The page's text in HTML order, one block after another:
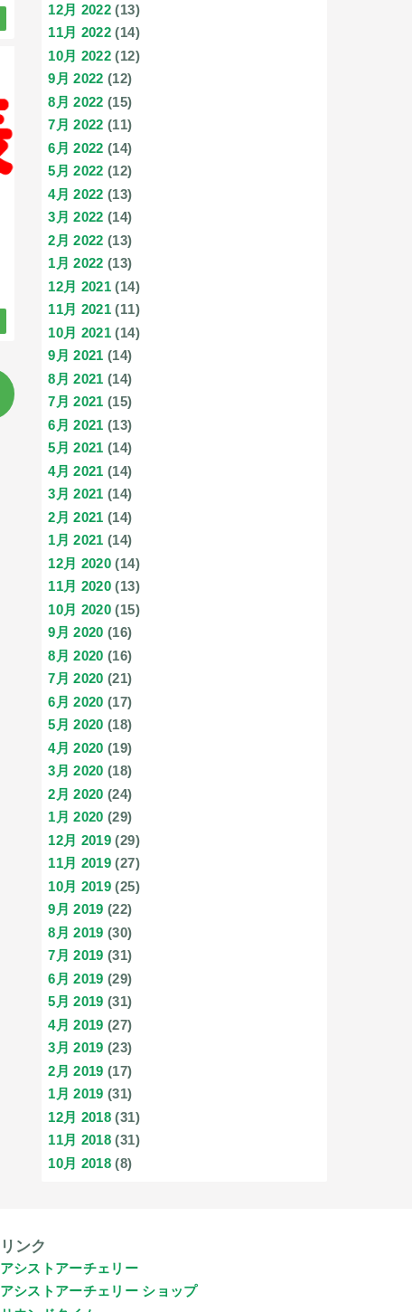
12月 2022 (13)
11月 2022 (14)
10月 2022 (12)
9月 2022 (12)
8月 2022 (15)
7月 2022 (11)
6月 2022 (14)
5月 2022 (12)
4月 2022 (13)
3月 2022 (14)
2月 2022 (13)
1月 2022 (13)
12月 2021 (14)
11月 2021 (11)
10月 2021 (14)
9月 2021 (14)
8月 2021 (14)
7月 2021 (15)
6月 2021 (13)
5月 2021 (14)
4月 2021 (14)
3月 2021 (14)
2月 2021 (14)
1月 2021 (14)
12月 2020 (14)
11月 2020 (13)
10月 2020 (15)
9月 2020 (16)
8月 2020 (16)
7月 2020 (21)
6月 2020 (17)
5月 2020 (18)
4月 2020 (19)
3月 2020 (18)
2月 2020 (24)
1月 2020 (29)
12月 2019 (29)
11月 2019 (27)
10月 2019 (25)
9月 2019 (22)
8月 2019 (30)
7月 2019 (31)
6月 2019 (29)
5月 2019 (31)
4月 2019 (27)
3月 2019 (23)
2月 2019 (17)
1月 2019 (31)
12月 2018 (31)
11月 2018 (31)
10月 2018 (8)
リンク
アシストアーチェリー
アシストアーチェリー ショップ